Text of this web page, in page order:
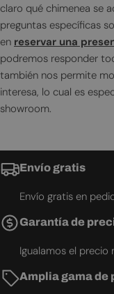
claro qué chimenea se
preguntas específicas
en reservar una
podremos responder
también nos permite
interesa, lo cual es
showroom.
Envío gratis
Envío gratis en
Garantía de
Igualamos el precio
Amplia gama de